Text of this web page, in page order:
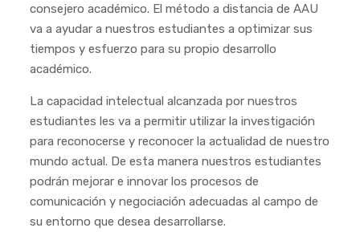
consejero académico. El método a distancia de AAU
va a ayudar a nuestros estudiantes a optimizar sus
tiempos y esfuerzo para su propio desarrollo
académico.
La capacidad intelectual alcanzada por nuestros
estudiantes les va a permitir utilizar la investigación
para reconocerse y reconocer la actualidad de nuestro
mundo actual. De esta manera nuestros estudiantes
podrán mejorar e innovar los procesos de
comunicación y negociación adecuadas al campo de
su entorno que desea desarrollarse.